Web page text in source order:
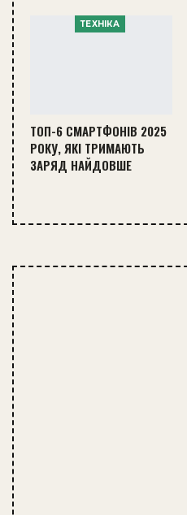
ТЕХНІКА
ТОП-6 СМАРТФОНІВ 2025
РОКУ, ЯКІ ТРИМАЮТЬ
ЗАРЯД НАЙДОВШЕ